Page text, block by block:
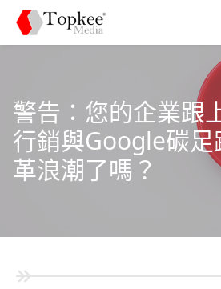
警告：您的企業跟
行銷與Google碳
革浪潮了嗎？